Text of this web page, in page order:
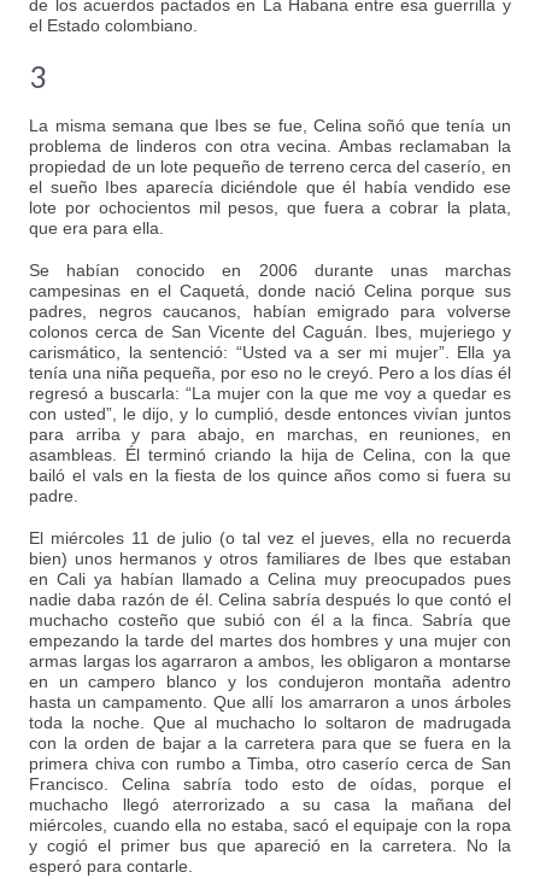
de los acuerdos pactados en La Habana entre esa guerrilla y
el Estado colombiano.
3
La misma semana que Ibes se fue, Celina soñó que tenía un
problema de linderos con otra vecina. Ambas reclamaban la
propiedad de un lote pequeño de terreno cerca del caserío, en
el sueño Ibes aparecía diciéndole que él había vendido ese
lote por ochocientos mil pesos, que fuera a cobrar la plata,
que era para ella.
Se habían conocido en 2006 durante unas marchas
campesinas en el Caquetá, donde nació Celina porque sus
padres, negros caucanos, habían emigrado para volverse
colonos cerca de San Vicente del Caguán. Ibes, mujeriego y
carismático, la sentenció: “Usted va a ser mi mujer”. Ella ya
tenía una niña pequeña, por eso no le creyó. Pero a los días él
regresó a buscarla: “La mujer con la que me voy a quedar es
con usted”, le dijo, y lo cumplió, desde entonces vivían juntos
para arriba y para abajo, en marchas, en reuniones, en
asambleas. Él terminó criando la hija de Celina, con la que
bailó el vals en la fiesta de los quince años como si fuera su
padre.
El miércoles 11 de julio (o tal vez el jueves, ella no recuerda
bien) unos hermanos y otros familiares de Ibes que estaban
en Cali ya habían llamado a Celina muy preocupados pues
nadie daba razón de él. Celina sabría después lo que contó el
muchacho costeño que subió con él a la finca. Sabría que
empezando la tarde del martes dos hombres y una mujer con
armas largas los agarraron a ambos, les obligaron a montarse
en un campero blanco y los condujeron montaña adentro
hasta un campamento. Que allí los amarraron a unos árboles
toda la noche. Que al muchacho lo soltaron de madrugada
con la orden de bajar a la carretera para que se fuera en la
primera chiva con rumbo a Timba, otro caserío cerca de San
Francisco. Celina sabría todo esto de oídas, porque el
muchacho llegó aterrorizado a su casa la mañana del
miércoles, cuando ella no estaba, sacó el equipaje con la ropa
y cogió el primer bus que apareció en la carretera. No la
esperó para contarle.